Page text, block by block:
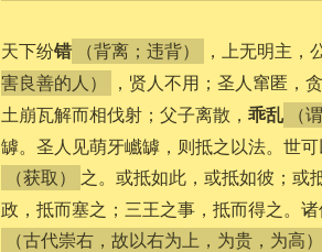
天下纷错 （背离；违背） ，上无明主，
害良善的人）
，贤人不用；圣人窜匿，
土崩瓦解而相伐射；父子离散， 乖乱 （
罅。圣人见萌牙巇罅，则抵之以法。世
（获取） 之。或抵如此，或抵如彼；或
政，抵而塞之；三王之事，抵而得之。
（古代崇右，故以右为上，为贵，为高）